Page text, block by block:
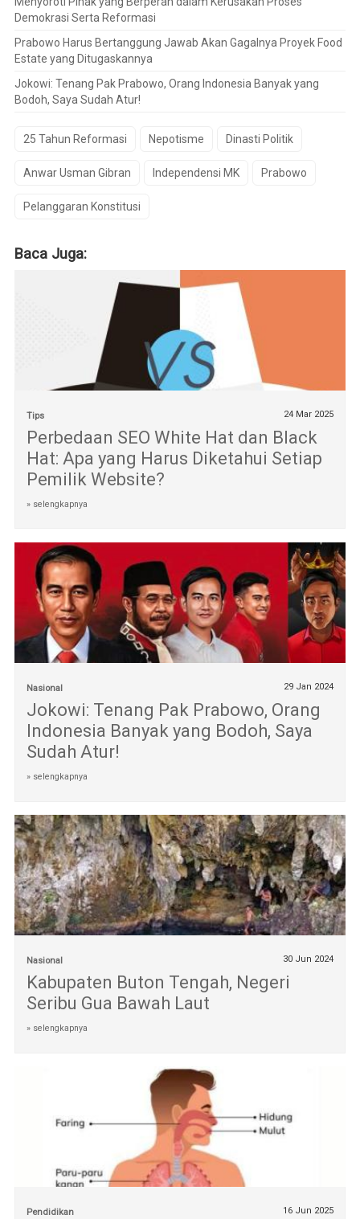
Demokrasi Serta Reformasi
Prabowo Harus Bertanggung Jawab Akan Gagalnya Proyek Food
Estate yang Ditugaskannya
Jokowi: Tenang Pak Prabowo, Orang Indonesia Banyak yang
Bodoh, Saya Sudah Atur!
25 Tahun Reformasi Nepotisme Dinasti Politik
Anwar Usman Gibran Independensi MK Prabowo
Pelanggaran Konstitusi
Baca Juga:
Tips 24 Mar 2025
Perbedaan SEO White Hat dan Black
Hat: Apa yang Harus Diketahui Setiap
Pemilik Website?
» selengkapnya
Nasional 29 Jan 2024
Jokowi: Tenang Pak Prabowo, Orang
Indonesia Banyak yang Bodoh, Saya
Sudah Atur!
» selengkapnya
Nasional 30 Jun 2024
Kabupaten Buton Tengah, Negeri
Seribu Gua Bawah Laut
» selengkapnya
Pendidikan 16 Jun 2025